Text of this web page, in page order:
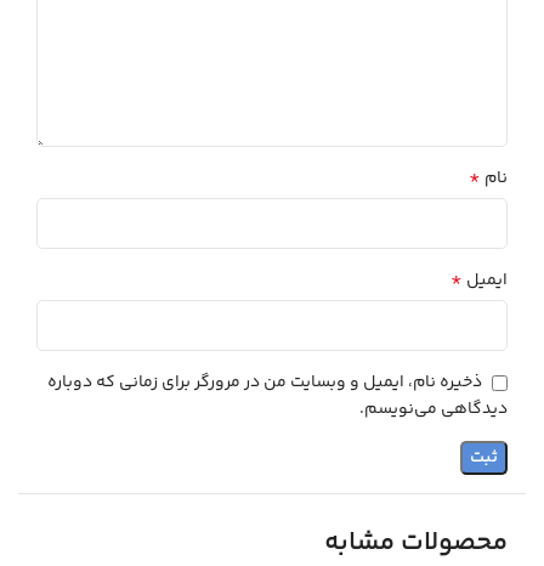
نام *
ایمیل *
ذخیره نام، ایمیل و وبسایت من در مرورگر برای زمانی که دوباره
دیدگاهی می‌نویسم.
محصولات مشابه